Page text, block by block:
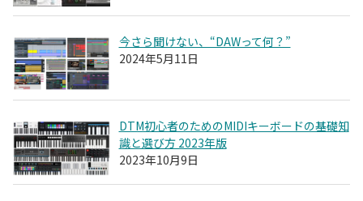
今さら聞けない、“DAWって何？”
2024年5月11日
DTM初心者のためのMIDIキーボードの基礎知
識と選び方 2023年版
2023年10月9日